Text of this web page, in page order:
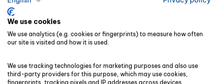
Welche Voraussetzungen gibt es, um
die Erbschaftssteuer für eine Firma
zu senken?
Damit die Steuervergünstigungen mit Blick auf
We use cookies
We use analytics (e.g. cookies or fingerprints) to measure how often
our site is visited and how it is used.
We use tracking technologies for marketing purposes and also use
third-party providers for this purpose, which may use cookies,
fingerprints, tracking pixels and IP addresses across devices.